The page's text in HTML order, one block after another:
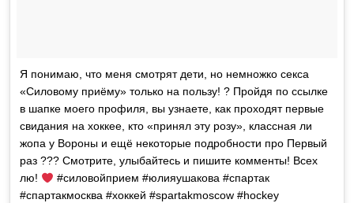
Я понимаю, что меня смотрят дети, но немножко секса
«Силовому приёму» только на пользу! ? Пройдя по ссылке
в шапке моего профиля, вы узнаете, как проходят первые
свидания на хоккее, кто «принял эту розу», классная ли
жопа у Вороны и ещё некоторые подробности про Первый
раз ??? Смотрите, улыбайтесь и пишите комменты! Всех
лю!
#силовойприем #юлияушакова #спартак
#спартакмосква #хоккей #spartakmoscow #hockey